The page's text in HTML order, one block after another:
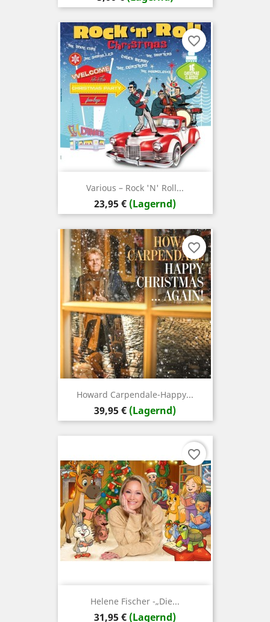
Various – Rock 'N' Roll...
Preis
23,95 € (Lagernd)
favorite_border
Howard Carpendale-Happy...
Preis
39,95 € (Lagernd)
favorite_border
Helene Fischer -„Die...
Preis
31,95 € (Lagernd)
favorite_border